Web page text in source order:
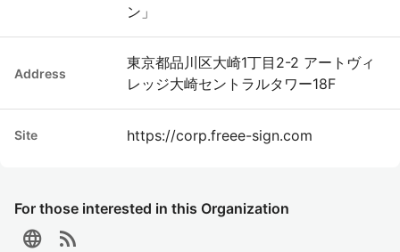
For those interested in this Organization
language rss_feed
ン」
Address
東京都品川区大崎1丁目2-2 アートヴィ
レッジ大崎セントラルタワー18F
Site https://corp.freee-sign.com